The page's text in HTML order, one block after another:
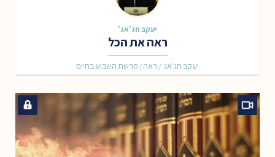
יעקב חג'אג'
ראה את הכל
פרשת השבוע בחיים / ראה / יעקב חג'אג'